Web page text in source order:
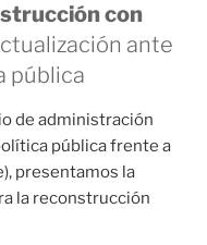
con
ante
pública
de administración
pública frente a
presentamos la
la reconstrucción